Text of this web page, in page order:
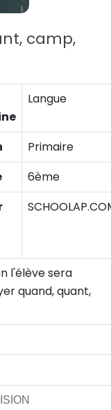
camp,
Langue
Primaire
6ème
l'élève sera
quand, quant,